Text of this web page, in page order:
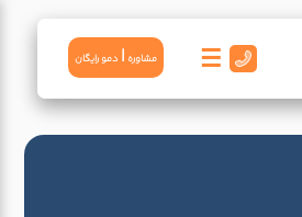
مشاوره | دمو رايگان ☰